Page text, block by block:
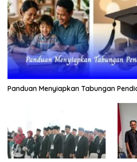
Panduan Menyiapkan Tabungan